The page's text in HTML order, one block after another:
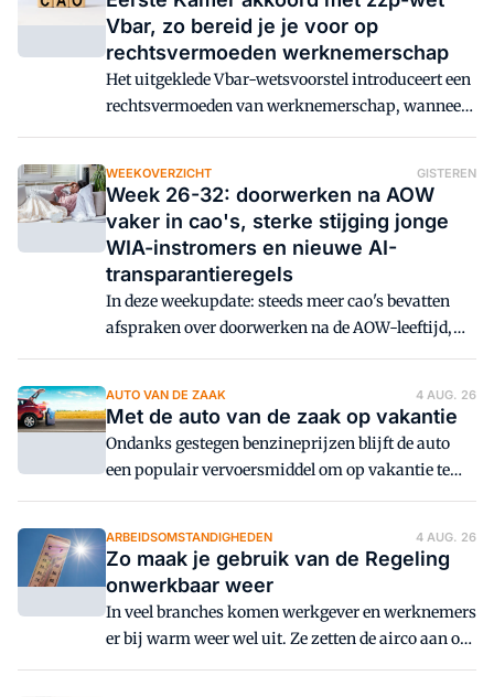
Karolina Nowak vertellen wat het Handboek niet
vertelt.
Vbar, zo bereid je je voor op
rechtsvermoeden werknemerschap
Het uitgeklede Vbar-wetsvoorstel introduceert een
rechtsvermoeden van werknemerschap, wanneer
een zzp'er voor minder dan € 38 per uur werkt. Dit
lonen.
WEEKOVERZICHT GISTEREN
Week 26-32: doorwerken na AOW
vaker in cao's, sterke stijging jonge
WIA-instromers en nieuwe AI-
transparantieregels
In deze weekupdate: steeds meer cao's bevatten
afspraken over doorwerken na de AOW-leeftijd,
het aantal jonge werknemers dat door psychische
2 augustus gelden nieuwe Europese
transparantieverplichtingen voor organisaties die
AI gebruiken.
AUTO VAN DE ZAAK 4 AUG. 26
Met de auto van de zaak op vakantie
Ondanks gestegen benzineprijzen blijft de auto
een populair vervoersmiddel om op vakantie te
gaan. Werkgevers kunnen hierop inspelen door
bieden, zoals het tijdelijk ter beschikking stellen
van een andere auto of een specifieke
vakantieauto. Het gebruik van een auto van de
zaak tijdens de vakantie brengt wel een aantal
aandachtspunten voor de loonheffingen mee.
ARBEIDSOMSTANDIGHEDEN 4 AUG. 26
Zo maak je gebruik van de Regeling
onwerkbaar weer
In veel branches komen werkgever en werknemers
er bij warm weer wel uit. Ze zetten de airco aan of
stellen aangepaste werktijden in. Maar voor